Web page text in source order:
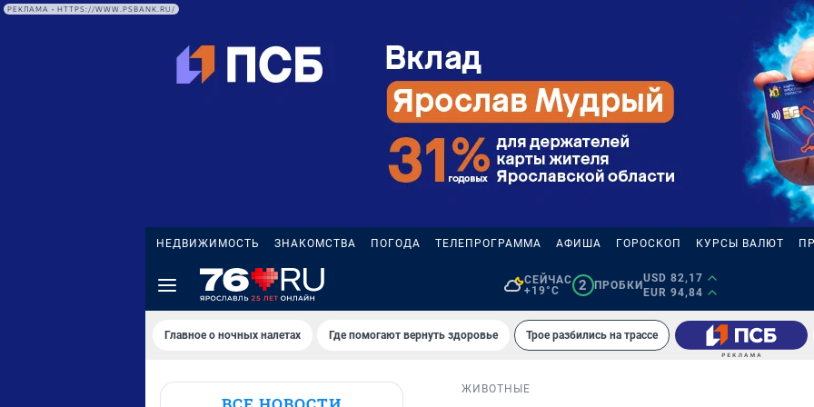
РЕКЛАМА • HTTPS://WWW.PSBANK.RU/
НЕДВИЖИМОСТЬ ЗНАКОМСТВА ПОГОДА ТЕЛЕПРОГРАММА АФИША ГОРОСКОП КУРСЫ ВАЛЮТ
СЕЙЧАС
+19°C
2 ПРОБКИ
USD 82,17
EUR 94,84
Главное о ночных налетах Где помогают вернуть здоровье Трое разбились на трассе
ЖИВОТНЫЕ